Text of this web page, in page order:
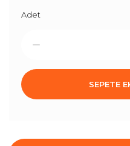
Adet
SEPETE